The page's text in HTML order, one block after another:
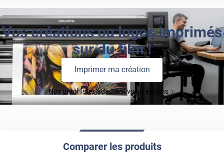
Vos créations ou logos imprimés
sur du film !
Imprimer ma création
Nos graphistes adaptent vos créations ✨
Comparer les produits